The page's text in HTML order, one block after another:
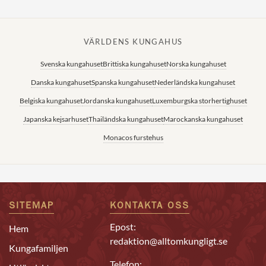
VÄRLDENS KUNGAHUS
Svenska kungahusetBrittiska kungahusetNorska kungahuset
Danska kungahusetSpanska kungahusetNederländska kungahuset
Belgiska kungahusetJordanska kungahusetLuxemburgska storhertighuset
Japanska kejsarhusetThailändska kungahusetMarockanska kungahuset
Monacos furstehus
SITEMAP
Hem
Kungafamiljen
KONTAKTA OSS
Epost:
redaktion@alltomkungligt.se